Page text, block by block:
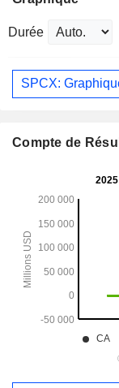
Durée
SPCX:
Compte de